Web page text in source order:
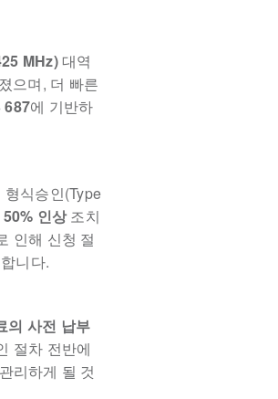
MHz)대역
으며, 더 빠른
687에 기반하
식승인(Type
인상조치
인해 신청 절
니다.
의 사전 납부
절차 전반에
리하게 될 것